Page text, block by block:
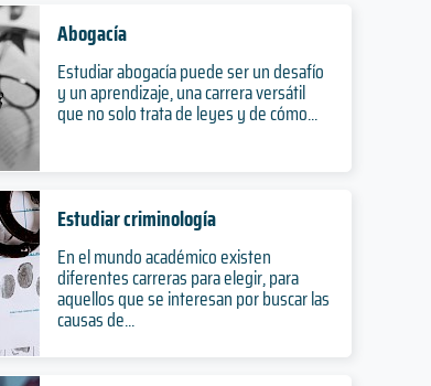
Abogacía
Estudiar abogacía puede ser un desafío
y un aprendizaje, una carrera versátil
que no solo trata de leyes y de cómo...
Estudiar criminología
En el mundo académico existen
diferentes carreras para elegir, para
aquellos que se interesan por buscar las
causas de...